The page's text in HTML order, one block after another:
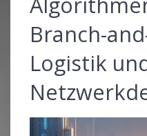
Branch-
Logistik